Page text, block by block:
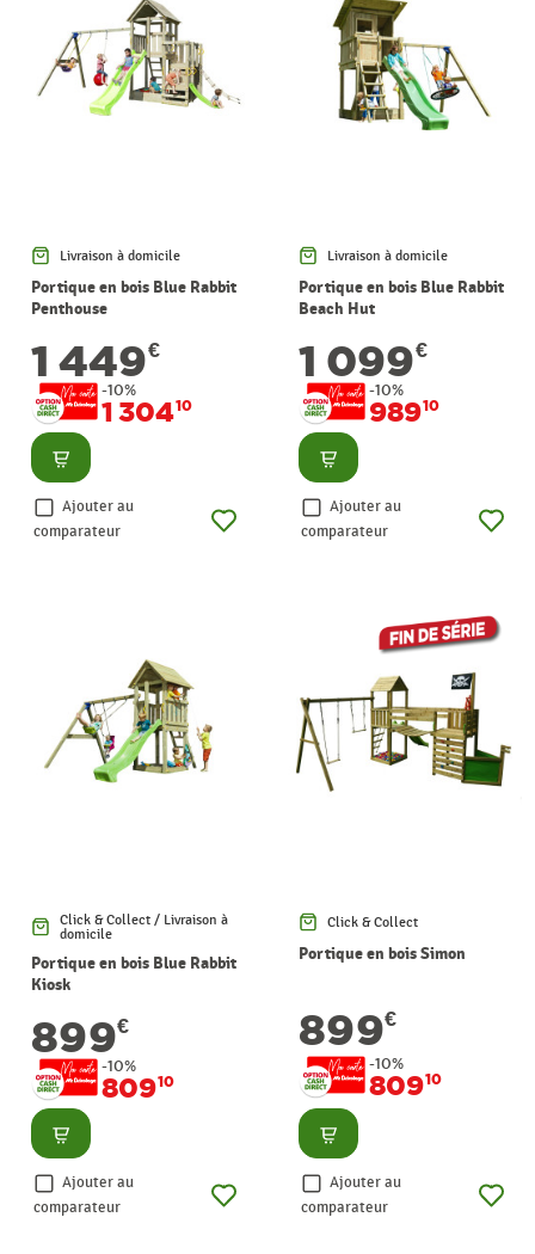
Livraison à domicile
Portique en bois Blue Rabbit
Penthouse
1 449€
-10%
1 30410
Consulter
Ajouter au
comparateur
Livraison à domicile
Portique en bois Blue Rabbit
Beach Hut
1 099€
-10%
98910
Consulter
Ajouter au
comparateur
Click & Collect / Livraison à
domicile
Portique en bois Blue Rabbit
Kiosk
899€
-10%
80910
Consulter
Ajouter au
comparateur
Click & Collect
Portique en bois Simon
899€
-10%
80910
Consulter
Ajouter au
comparateur